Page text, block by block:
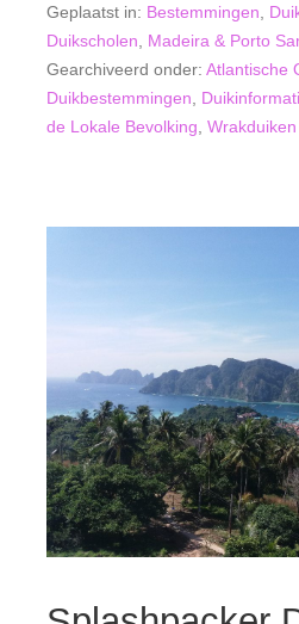
Geplaatst in: Bestemmingen
Duikscholen
Madeira & Porto
Gearchiveerd onder: Atlantische
Duikbestemmingen
de Lokale Bevolking Wrakduiken